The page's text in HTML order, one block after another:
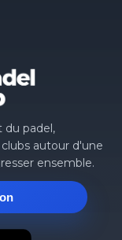
du padel,
autour d'une
ensemble.